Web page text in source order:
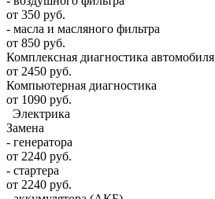
от 350 руб.
- масла и масляного фильтра
от 850 руб.
Комплексная диагностика автомобиля
от 2450 руб.
Компьютерная диагностика
от 1090 руб.
Электрика
Замена
- генератора
от 2240 руб.
- стартера
от 2240 руб.